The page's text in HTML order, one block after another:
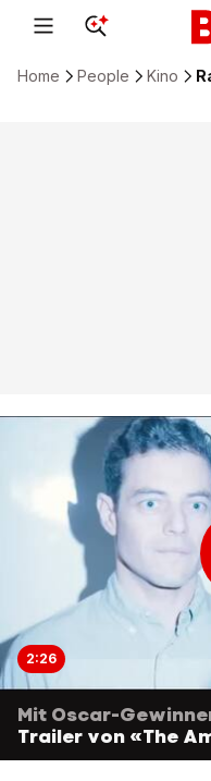
Home People Kino
2:26
Mit Oscar-
Trailer von «The